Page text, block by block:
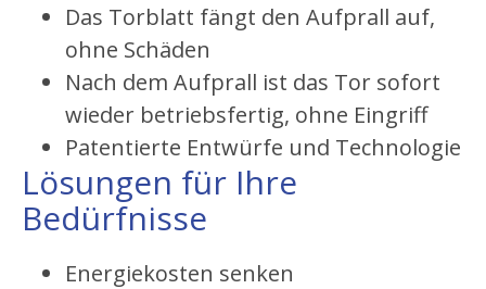
Das Torblatt fängt den Aufprall auf,
ohne Schäden
Nach dem Aufprall ist das Tor sofort
wieder betriebsfertig, ohne Eingriff
Patentierte Entwürfe und Technologie
Lösungen für Ihre
Bedürfnisse
Energiekosten senken